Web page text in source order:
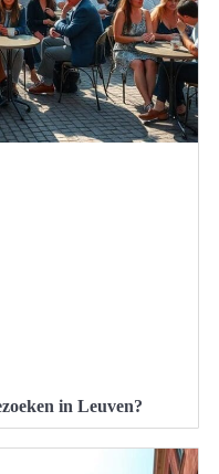
in Leuven?